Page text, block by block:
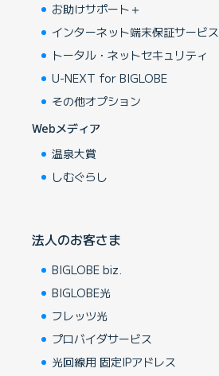
お助けサポート＋
インターネット端末保証サービス
トータル・ネットセキュリティ
U-NEXT for BIGLOBE
その他オプション
Webメディア
温泉大賞
しむぐらし
法人のお客さま
BIGLOBE biz.
BIGLOBE光
フレッツ光
プロバイダサービス
光回線用 固定IPアドレス